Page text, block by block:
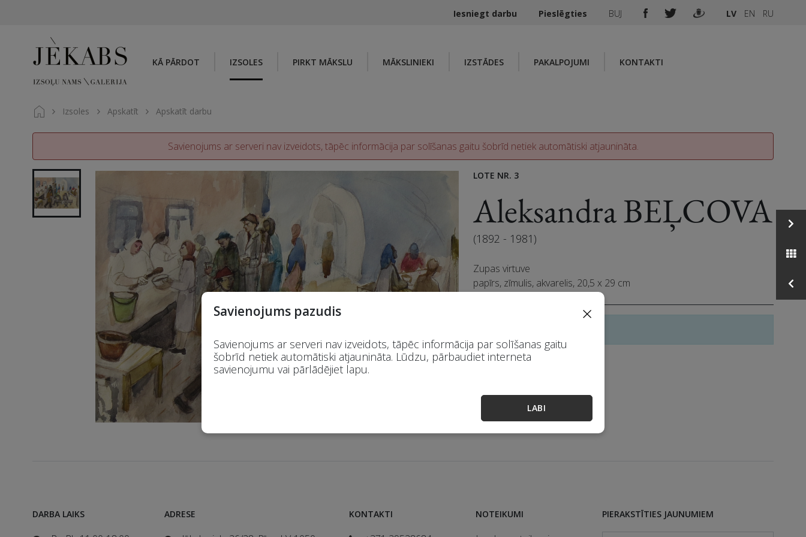
Iesniegt darbu Pieslēgties BUJ LV EN RU
KĀ PĀRDOT IZSOLES PIRKT MĀKSLU MĀKSLINIEKI IZSTĀDES PAKALPOJUMI KONTAKTI
Izsoles Apskatīt Apskatīt darbu
Savienojums pazudis ×
Savienojums ar serveri nav izveidots, tāpēc informācija par solīšanas gaitu
šobrīd netiek automātiski atjaunināta. Lūdzu, pārbaudiet interneta
savienojumu vai pārlādējiet lapu.
LABI
Savienojums ar serveri nav izveidots, tāpēc informācija par solīšanas gaitu šobrīd netiek automātiski atjaunināta.
LOTE NR. 3
Aleksandra BEĻCOVA
(1892 - 1981)
Zupas virtuve
papīrs, zīmulis, akvarelis, 20,5 x 29 cm
Sākuma cena: 300 EUR
DARBA LAIKS ADRESE KONTAKTI NOTEIKUMI PIERAKSTĪTIES JAUNUMIEM